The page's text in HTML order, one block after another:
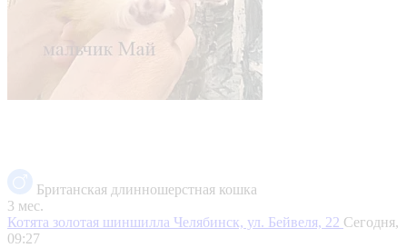
Британская длинношерстная кошка
3 мес.
Котята золотая шиншилла Челябинск, ул. Бейвеля, 22 Сегодня,
09:27